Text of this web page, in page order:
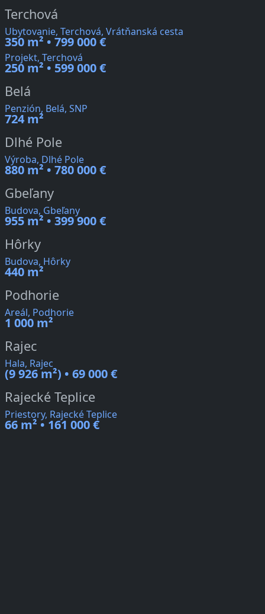
Terchová
Ubytovanie, Terchová, Vrátňanská cesta
350 m² • 799 000 €
Projekt, Terchová
250 m² • 599 000 €
Belá
Penzión, Belá, SNP
724 m²
Dlhé Pole
Výroba, Dlhé Pole
880 m² • 780 000 €
Gbeľany
Budova, Gbeľany
955 m² • 399 900 €
Hôrky
Budova, Hôrky
440 m²
Podhorie
Areál, Podhorie
1 000 m²
Rajec
Hala, Rajec
(9 926 m²) • 69 000 €
Rajecké Teplice
Priestory, Rajecké Teplice
66 m² • 161 000 €